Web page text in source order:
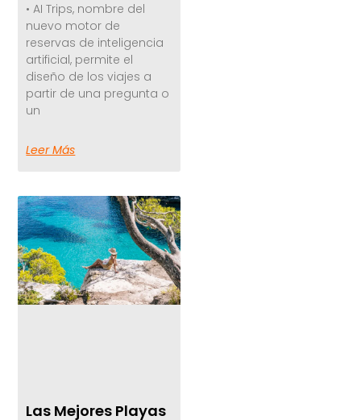
• AI Trips, nombre del
nuevo motor de
reservas de inteligencia
artificial, permite el
diseño de los viajes a
partir de una pregunta o
un
Leer Más
Las Mejores Playas